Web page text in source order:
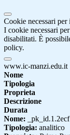
Cookie necessari
I cookie necessari
disabilitati. È
policy.
www.ic-manzi.edu.it
Nome
Tipologia
Proprieta
Descrizione
Durata
Nome: _pk_id.1.2ecf
Tipologia: analitico